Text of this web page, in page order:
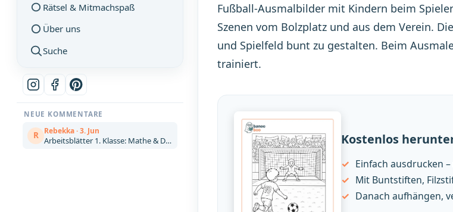
Rätsel & Mitmachspaß
Über uns
Suche
NEUE KOMMENTARE
R Rebekka · 3. Jun
Arbeitsblätter 1. Klasse: Mathe & Deutsch kostenlos zum Ausdrucken (Artikel)
Fußball-Ausmalbilder mit Kindern beim
Szenen vom Bolzplatz und aus dem Verein.
und Spielfeld bunt zu gestalten. Beim
trainiert.
Kostenlos
Einfach ausdrucken
Mit Buntstiften,
Danach aufhängen,